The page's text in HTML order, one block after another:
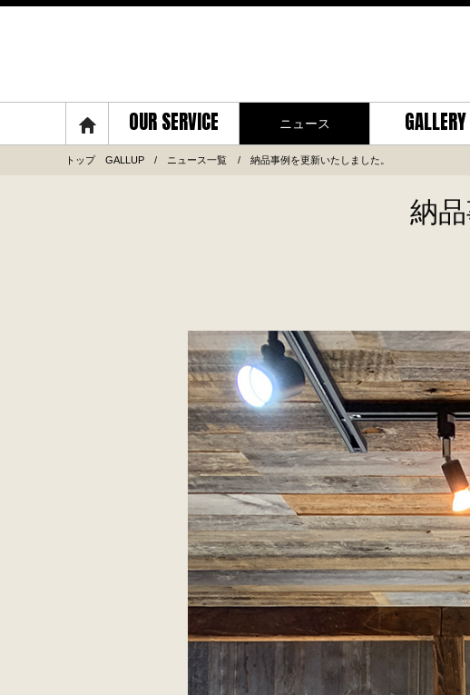
OUR SERVICE ニュース GALLERY
トップ GALLUP ニュース一覧 納品事例を更新いたしました。
納